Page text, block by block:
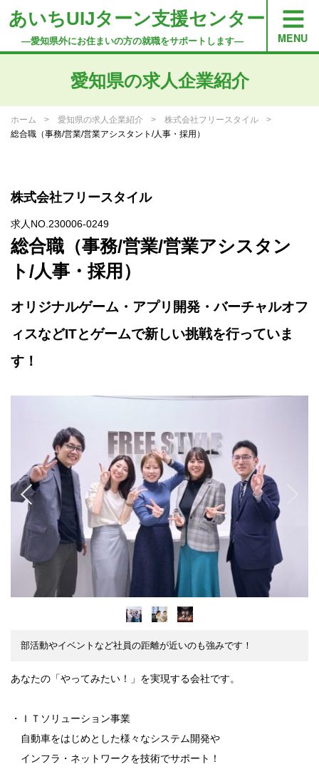
あいちUIJターン支援センター
―愛知県外にお住まいの方の就職をサポートします―
愛知県の求人企業紹介
ホーム 愛知県の求人企業紹介
株式会社フリースタイル
総合職（事務/営業/営業アシスタント/人事・採用）
株式会社フリースタイル
求人NO.230006-0249
総合職（事務/営業/営業アシスタン
ト/人事・採用）
オリジナルゲーム・アプリ開発・バーチャルオフ
ィスなどITとゲームで新しい挑戦を行っていま
す！
部活動やイベントなど社員の距離が近いのも強みです！
あなたの「やってみたい！」を実現する会社です。
・ＩＴソリューション事業
自動車をはじめとした様々なシステム開発や
インフラ・ネットワークを技術でサポート！